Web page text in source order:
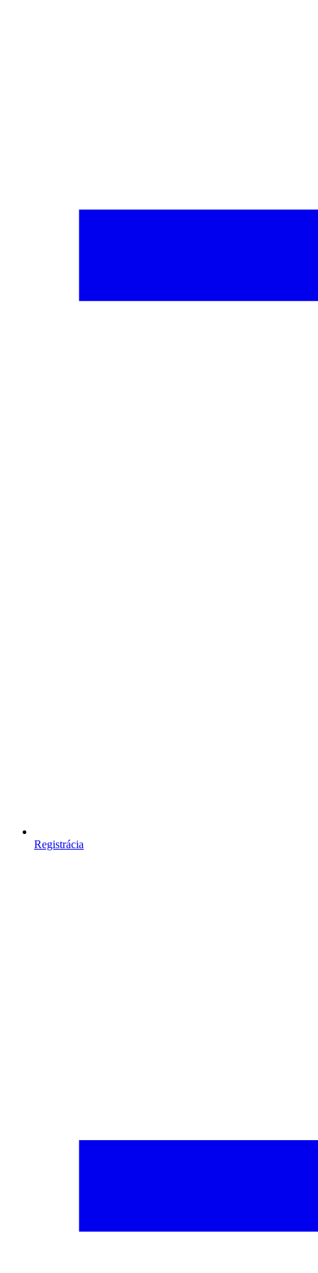
Registrácia